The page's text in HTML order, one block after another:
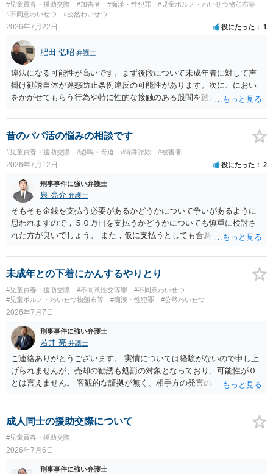
#児童買春・援助交際 #加害者 #痴漢・性犯罪
#児童ポルノ・わいせつ物頒布等
#不同意わいせつ
#公然わいせつ
2026年7月22日 役にたった 1
肥田 弘昭 弁護士
違法になる可能性が高いです。まず後段について未成年者に対して声
掛け勧誘自体が迷惑防止条例違反の可能性があります。次に、におい
をかがせてもらう行為や特に性的な接触のある股間を踏ませる行為
条例違反などに該当する可能性が高いです。ご参考にしてください。
昔のパパ活の悩みの相談です
#児童買春・援助交際 #恐喝・脅迫 #特殊詐欺 #被害者
2026年7月12日 役にたった 2
刑事事件に強い弁護士
泉 亮介 弁護士
そもそも金銭を支払う必要があるかどうかについて争いがあるように
思われますので，５０万円を支払うかどうかについても慎重に検討さ
れた方が良いでしょう。 また，仮に支払うとしても合意書を交わし，
面を作成したうえで支払いをする必要があるでしょう。 一度弁護士に
相談をされた方が良いかと思われます。
未成年との下着にかんするやりとり
#児童買春・援助交際 #不同意性交等罪
#不同意わいせつ
#児童ポルノ・わいせつ物頒布等
#痴漢・性犯罪 #公然わいせつ
2026年7月7日
刑事事件に強い弁護士
若井 亮 弁護士
ご連絡ありがとうございます。 実情については経験がないので申し上
げられませんが、売却の勧誘も処罰の対象となっており、可能性が０
とは言えません。 客観的な証拠が無く、相手方の発言のみで逮捕され
成人同士の援助交際について
#児童買春・援助交際
2026年7月6日
刑事事件に強い弁護士